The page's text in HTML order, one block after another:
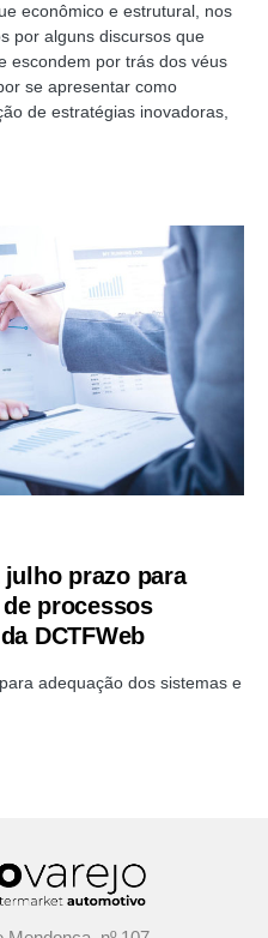
econômico e estrutural, nos
por alguns discursos que
escondem por trás dos véus
se apresentar como
de estratégias inovadoras,
prazo para
processos
DCTFWeb
adequação dos sistemas e